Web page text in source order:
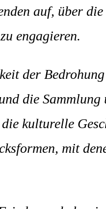
auf, über
engagieren.
der
die Sammlung
kulturelle
mit